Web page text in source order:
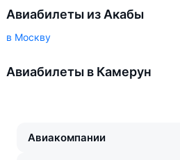
Авиабилеты из Акабы
в Москву
Авиабилеты в Камерун
Авиакомпании